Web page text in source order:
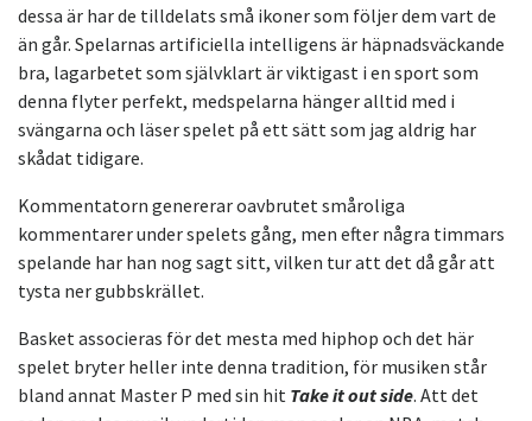
dessa är har de tilldelats små ikoner som följer dem vart de
än går. Spelarnas artificiella intelligens är häpnadsväckande
bra, lagarbetet som självklart är viktigast i en sport som
denna flyter perfekt, medspelarna hänger alltid med i
svängarna och läser spelet på ett sätt som jag aldrig har
skådat tidigare.
Kommentatorn genererar oavbrutet småroliga
kommentarer under spelets gång, men efter några timmars
spelande har han nog sagt sitt, vilken tur att det då går att
tysta ner gubbskrället.
Basket associeras för det mesta med hiphop och det här
spelet bryter heller inte denna tradition, för musiken står
bland annat Master P med sin hit Take it out side. Att det